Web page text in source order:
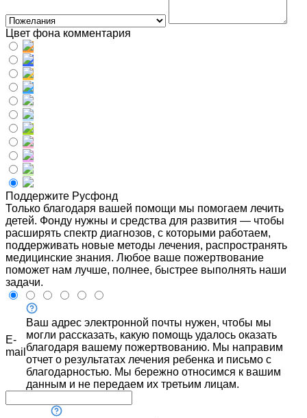
Цвет фона комментария
Поддержите Русфонд
Только благодаря вашей помощи мы помогаем лечить
детей. Фонду нужны и средства для развития — чтобы
расширять спектр диагнозов, с которыми работаем,
поддерживать новые методы лечения, распространять
медицинские знания. Любое ваше пожертвование
поможет нам лучше, полнее, быстрее выполнять наши
задачи.
E-
mail
Ваш адрес электронной почты нужен, чтобы мы
могли рассказать, какую помощь удалось оказать
благодаря вашему пожертвованию. Мы направим
отчет о результатах лечения ребенка и письмо с
благодарностью. Мы бережно относимся к вашим
данным и не передаем их третьим лицам.